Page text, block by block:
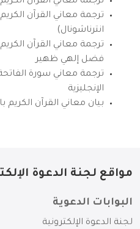
ترجمة معاني القرآن
انترناشونال)
ترجمة معاني القرآن
فضل إلهي ظهير
ترجمة معاني سورة
الإنجليزية
بيان معاني القرآن الكريم
مواقع لجنة الدعوة
البوابات الدعوية
لجنة الدعوة الإلكترونية